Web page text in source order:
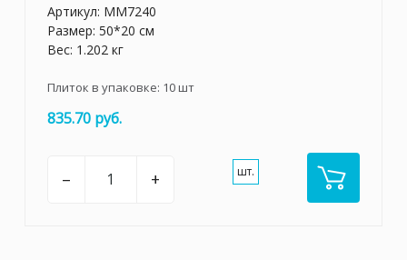
Артикул: MM7240
Размер: 50*20 см
Вес: 1.202 кг
Плиток в упаковке: 10шт
835.70 руб.
– + шт.